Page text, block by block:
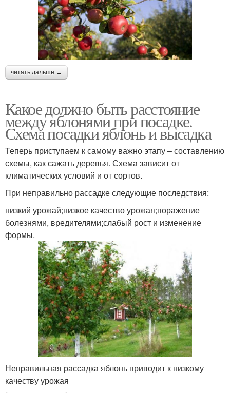
читать дальше →
Какое должно быть расстояние
между яблонями при посадке.
Схема посадки яблонь и высадка
Теперь приступаем к самому важно этапу – составлению
схемы, как сажать деревья. Схема зависит от
климатических условий и от сортов.
При неправильно рассадке следующие последствия:
низкий урожай;низкое качество урожая;поражение
болезнями, вредителями;слабый рост и изменение
формы.
Неправильная рассадка яблонь приводит к низкому
качеству урожая